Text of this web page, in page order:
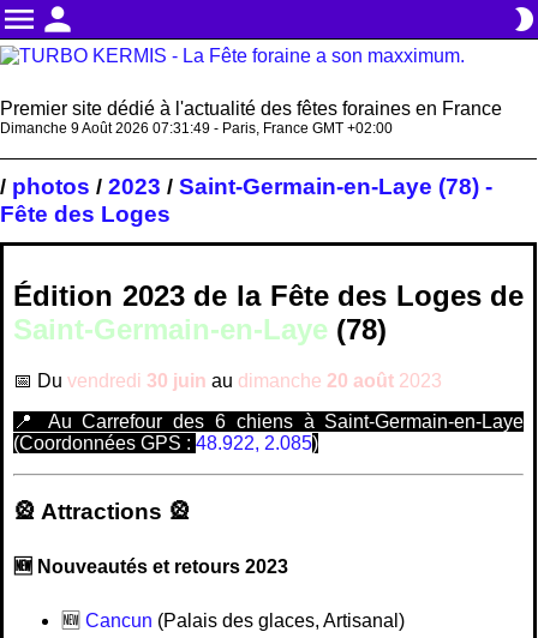
menu person brightness_2
Premier site dédié à l'actualité des fêtes foraines en France
Dimanche 9 Août 2026 07:31:50 - Paris, France GMT +02:00
/ photos / 2023 / Saint-Germain-en-Laye (78) -
Fête des Loges
Édition 2023 de la Fête des Loges de
Saint-Germain-en-Laye (78)
📅 Du vendredi 30 juin au dimanche 20 août 2023
📍 Au Carrefour des 6 chiens à Saint-Germain-en-Laye
(Coordonnées GPS : 48.922, 2.085)
🎡 Attractions 🎡
🆕 Nouveautés et retours 2023
🆕️ Cancun (Palais des glaces, Artisanal)